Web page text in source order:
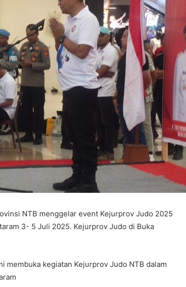
NTB menggelar event Kejurprov Judo 2025
3- 5 Juli 2025. Kejurprov Judo di Buka
membuka kegiatan Kejurprov Judo NTB dalam